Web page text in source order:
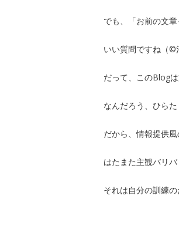
でも、「お前の文
いい質問ですね（©︎
だって、このBlog
なんだろう、ひら
だから、情報提供風
はたまた主観バリ
それは自分の訓練